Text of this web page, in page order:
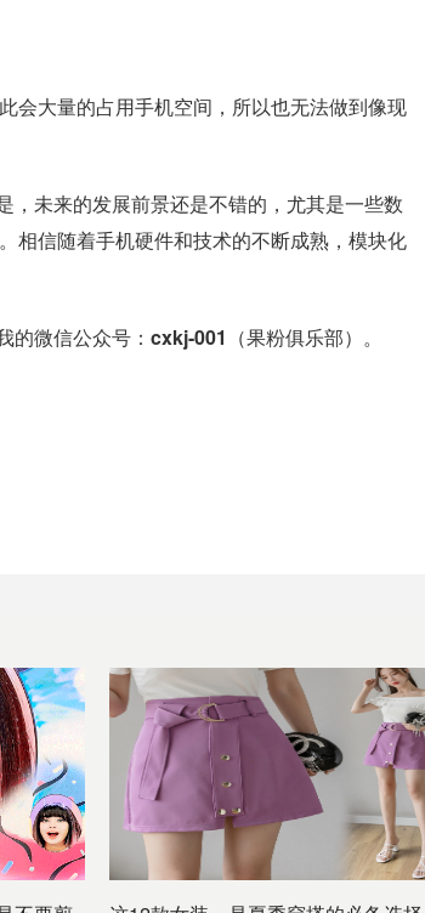
会大量的占用手机空间，所以也无法做到像现
未来的发展前景还是不错的，尤其是一些数
相信随着手机硬件和技术的不断成熟，模块化
微信公众号：cxkj-001（果粉俱乐部）。